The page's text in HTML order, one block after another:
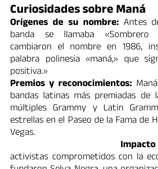
Curiosidades sobre Maná
Orígenes de su nombre: Antes
banda se llamaba «Sombrero
cambiaron el nombre en 1986,
palabra polinesia «maná,» que
positiva.»
Premios y reconocimientos:
bandas latinas más premiadas de
múltiples Grammy y Latin
estrellas en el Paseo de la Fama de
activistas comprometidos con la